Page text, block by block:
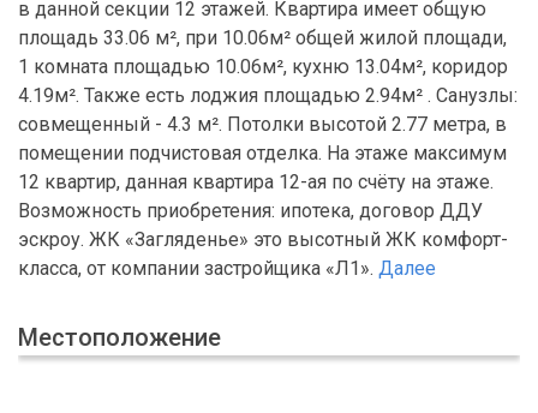
в данной секции 12 этажей. Квартира имеет общую
площадь 33.06 м², при 10.06м² общей жилой площади,
1 комната площадью 10.06м², кухню 13.04м², коридор
4.19м². Также есть лоджия площадью 2.94м² . Санузлы:
совмещенный - 4.3 м². Потолки высотой 2.77 метра, в
помещении подчистовая отделка. На этаже максимум
12 квартир, данная квартира 12-ая по счёту на этаже.
Возможность приобретения: ипотека, договор ДДУ
эскроу. ЖК «Загляденье» это высотный ЖК комфорт-
класса, от компании застройщика «Л1». Далее
Местоположение